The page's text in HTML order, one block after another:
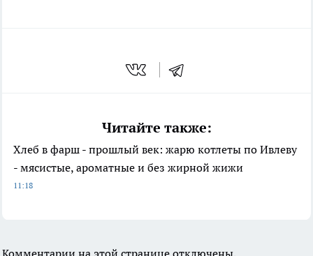
Читайте также:
Хлеб в фарш - прошлый век: жарю котлеты по Ивлеву
- мясистые, ароматные и без жирной жижи
11:18